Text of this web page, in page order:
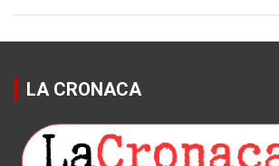
LA CRONACA